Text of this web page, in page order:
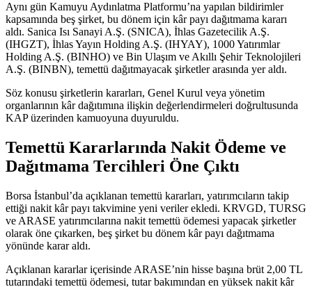
Aynı gün Kamuyu Aydınlatma Platformu’na yapılan bildirimler
kapsamında beş şirket, bu dönem için kâr payı dağıtmama kararı
aldı. Sanica Isı Sanayi A.Ş. (SNICA), İhlas Gazetecilik A.Ş.
(IHGZT), İhlas Yayın Holding A.Ş. (IHYAY), 1000 Yatırımlar
Holding A.Ş. (BINHO) ve Bin Ulaşım ve Akıllı Şehir Teknolojileri
A.Ş. (BINBN), temettü dağıtmayacak şirketler arasında yer aldı.
Söz konusu şirketlerin kararları, Genel Kurul veya yönetim
organlarının kâr dağıtımına ilişkin değerlendirmeleri doğrultusunda
KAP üzerinden kamuoyuna duyuruldu.
Temettü Kararlarında Nakit Ödeme ve
Dağıtmama Tercihleri Öne Çıktı
Borsa İstanbul’da açıklanan temettü kararları, yatırımcıların takip
ettiği nakit kâr payı takvimine yeni veriler ekledi. KRVGD, TURSG
ve ARASE yatırımcılarına nakit temettü ödemesi yapacak şirketler
olarak öne çıkarken, beş şirket bu dönem kâr payı dağıtmama
yönünde karar aldı.
Açıklanan kararlar içerisinde ARASE’nin hisse başına brüt 2,00 TL
tutarındaki temettü ödemesi, tutar bakımından en yüksek nakit kâr